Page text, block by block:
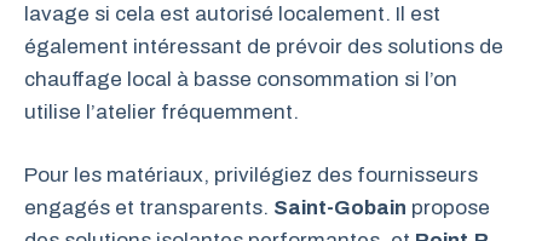
lavage si cela est autorisé localement. Il est
également intéressant de prévoir des solutions de
chauffage local à basse consommation si l’on
utilise l’atelier fréquemment.
Pour les matériaux, privilégiez des fournisseurs
engagés et transparents. Saint-Gobain propose